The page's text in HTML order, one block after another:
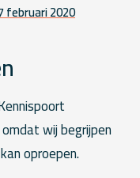
februari 2020
wij begrijpen
oproepen.